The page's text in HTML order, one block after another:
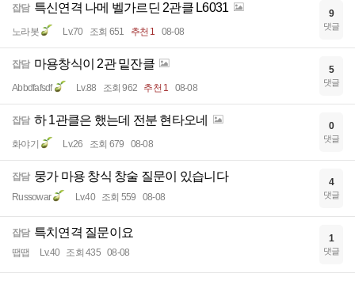
잡담 특신연격 나메 벨가르딘 2관클 L6031
노라봇 Lv.70 조회 651 추천 1 08-08
9
댓글
잡담 마용창식이 2관 밑잔클
Abbdfafsdf Lv.88 조회 962 추천 1 08-08
5
댓글
잡담 하 1관클은 했는데 전분 현타오네
화야기 Lv.26 조회 679 08-08
0
댓글
잡담 뭉가 마용 창식 창술 질문이 있습니다
Russowar Lv.40 조회 559 08-08
4
댓글
잡담 특치연격 질문이요
땝땝 Lv.40 조회 435 08-08
1
댓글